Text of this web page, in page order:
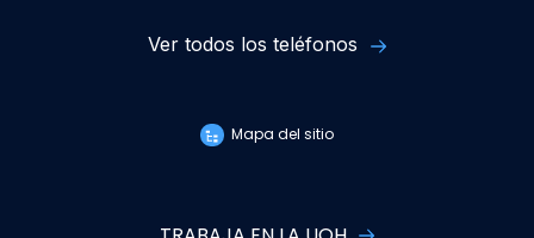
Ver todos los teléfonos
Mapa del sitio